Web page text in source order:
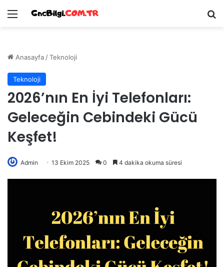
Menü
Anasayfa /Teknoloji
Teknoloji
2026’nın En İyi Telefonları:
Geleceğin Cebindeki Gücü
Keşfet!
Admin 13 Ekim 2025 0 4 dakika okuma süresi